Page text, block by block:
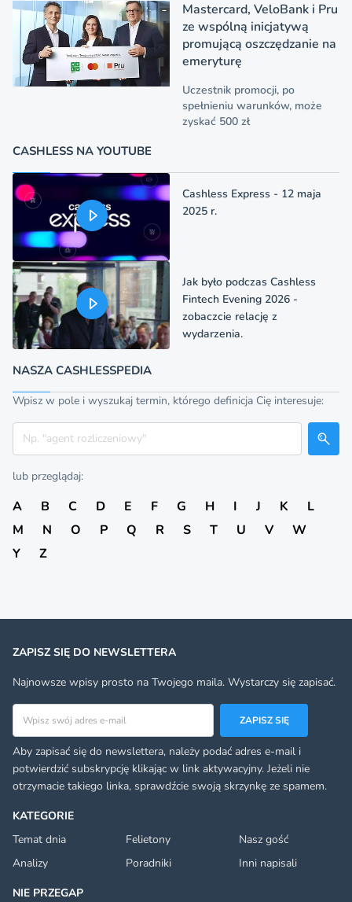
Mastercard, VeloBank i Pru
ze wspólną inicjatywą
promującą oszczędzanie na
emeryturę
Uczestnik promocji, po
spełnieniu warunków, może
zyskać 500 zł
CASHLESS NA YOUTUBE
Cashless Express - 12 maja
2025 r.
Jak było podczas Cashless
Fintech Evening 2026 -
zobaczcie relację z
wydarzenia.
NASZA CASHLESSPEDIA
Wpisz w pole i wyszukaj termin, którego definicja Cię interesuje:
Szukaj
lub przeglądaj:
A B C D E F G H I J K
L
M
N O P Q R S T U V
W
Y
Z
KATEGORIE
Temat dnia
Felietony
Nasz gość
Analizy
Poradniki
Inni napisali
NIE PRZEGAP
ZAPISZ SIĘ DO NEWSLETTERA
Najnowsze wpisy prosto na Twojego maila. Wystarczy się zapisać.
ZAPISZ SIĘ
Aby zapisać się do newslettera, należy podać adres e-mail i
potwierdzić subskrypcję klikając w link aktywacyjny. Jeżeli nie
otrzymacie takiego linka, sprawdźcie swoją skrzynkę ze spamem.